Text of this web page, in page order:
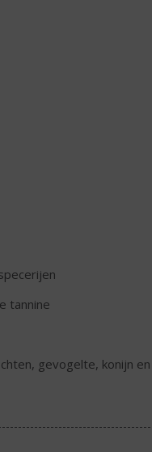
tannine
gevogelte, konijn